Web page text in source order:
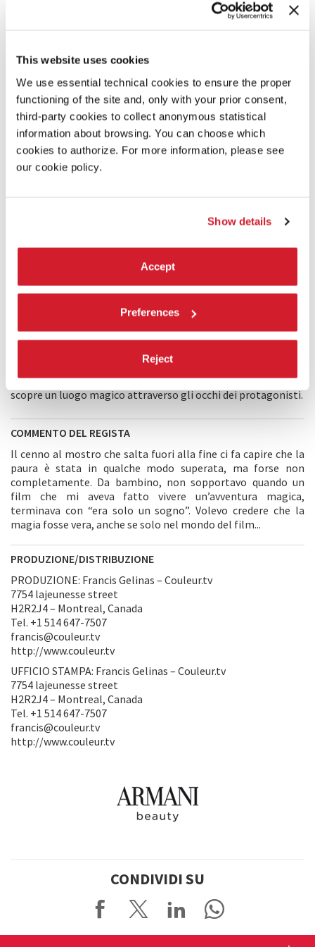
This website uses cookies
We use essential technical cookies to ensure the proper
functioning of the site and, only with your prior consent,
third-party cookies to collect anonymous statistical
information about browsing. You can choose which
cookies to authorize. For more information, please see
our cookie policy.
Show details
Accept
Preferences
Reject
Facebook's Oculus Quest – Facebook's Oculus GO – VIVE
non avere più paura del buio. Lei lo conduce attraverso una
seria di onirici tableaux in cui tutto prende vita e grazie ai
quali il bambino impara ad affrontare le proprie paure.
pays du cancre mouè un film meditativo il cui spettatore
scopre un luogo magico attraverso gli occhi dei protagonisti.
COMMENTO DEL REGISTA
Il cenno al mostro che salta fuori alla fine ci fa capire che la
paura è stata in qualche modo superata, ma forse non
completamente. Da bambino, non sopportavo quando un
film che mi aveva fatto vivere un’avventura magica,
terminava con “era solo un sogno”. Volevo credere che la
magia fosse vera, anche se solo nel mondo del film...
PRODUZIONE/DISTRIBUZIONE
PRODUZIONE: Francis Gelinas – Couleur.tv
7754 lajeunesse street
H2R2J4 – Montreal, Canada
Tel. +1 514 647-7507
francis@couleur.tv
http://www.couleur.tv
UFFICIO STAMPA: Francis Gelinas – Couleur.tv
7754 lajeunesse street
H2R2J4 – Montreal, Canada
Tel. +1 514 647-7507
francis@couleur.tv
http://www.couleur.tv
CONDIVIDI SU